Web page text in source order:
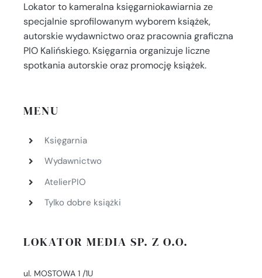
Lokator to kameralna księgarniokawiarnia ze
specjalnie sprofilowanym wyborem książek,
autorskie wydawnictwo oraz pracownia graficzna
PIO Kalińskiego. Księgarnia organizuje liczne
spotkania autorskie oraz promocję książek.
MENU
Księgarnia
Wydawnictwo
AtelierPIO
Tylko dobre książki
LOKATOR MEDIA SP. Z O.O.
ul. MOSTOWA 1 /1U